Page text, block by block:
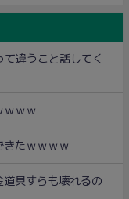
て違うこと話してく
ｗｗｗ
きたｗｗｗｗ
道具すらも壊れるの